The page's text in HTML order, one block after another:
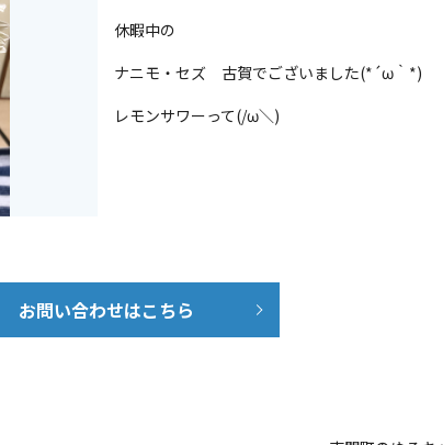
休暇中の
ナニモ・セズ 古賀でございました(*´ω｀*)
レモンサワーって(/ω＼)
お問い合わせはこちら